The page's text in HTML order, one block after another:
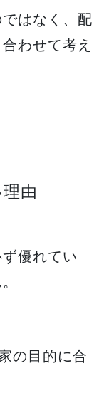
はなく、配
わせて考え
由
優れてい
の目的に合